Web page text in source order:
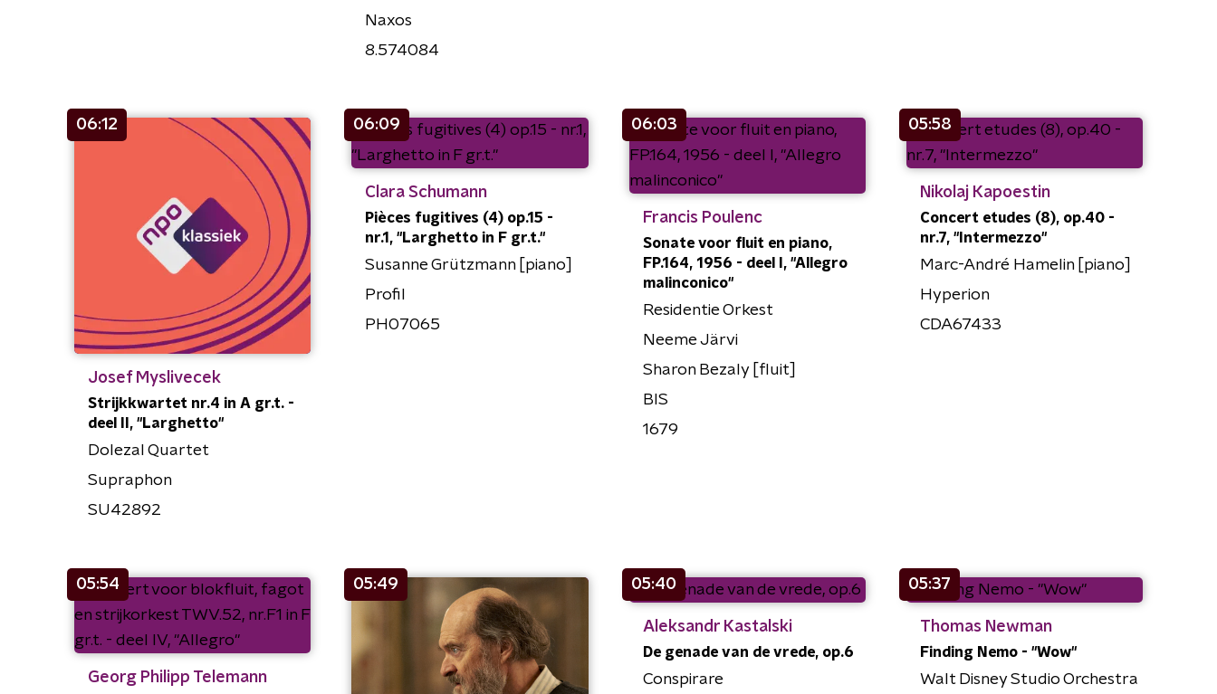
Naxos
8.574084
06:12
Josef Myslivecek
Strijkkwartet nr.4 in A gr.t. -
deel II, "Larghetto"
Dolezal Quartet
Supraphon
SU42892
06:09
Clara Schumann
Pièces fugitives (4) op.15 -
nr.1, "Larghetto in F gr.t."
Susanne Grützmann [piano]
Profil
PH07065
06:03
Francis Poulenc
Sonate voor fluit en piano,
FP.164, 1956 - deel I, "Allegro
malinconico"
Residentie Orkest
Neeme Järvi
Sharon Bezaly [fluit]
BIS
1679
05:58
Nikolaj Kapoestin
Concert etudes (8), op.40 -
nr.7, "Intermezzo"
Marc-André Hamelin [piano]
Hyperion
CDA67433
05:54
Georg Philipp Telemann
05:49 05:40
Aleksandr Kastalski
De genade van de vrede, op.6
Conspirare
05:37
Thomas Newman
Finding Nemo - "Wow"
Walt Disney Studio Orchestra